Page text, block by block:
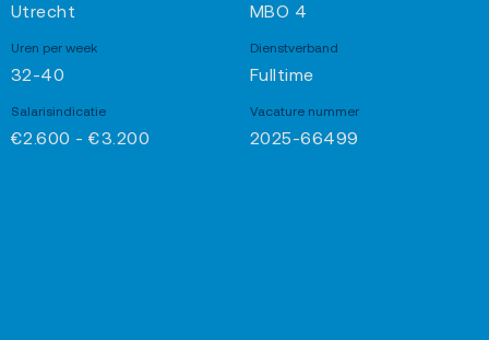
Utrecht MBO 4
Uren per week
32-40
Dienstverband
Fulltime
Salarisindicatie
€2.600 - €3.200
Vacature nummer
2025-66499